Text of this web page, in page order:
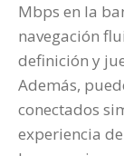
Mbps en la
navegación
definición y
Además,
conectados
experiencia